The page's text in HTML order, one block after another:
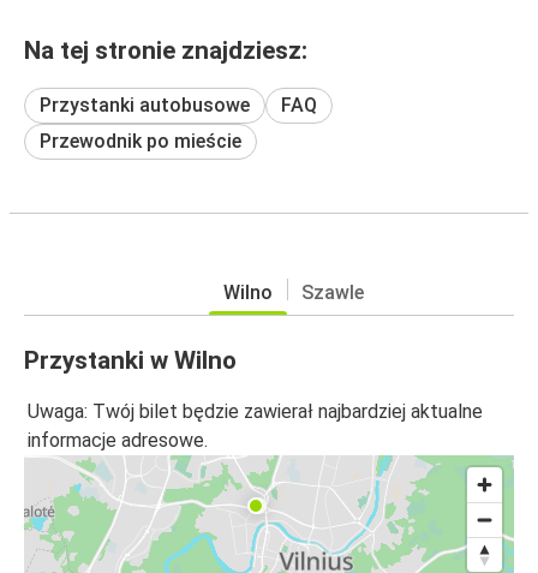
Na tej stronie znajdziesz:
Przystanki autobusowe
FAQ
Przewodnik po mieście
Wilno Szawle
Przystanki w Wilno
Uwaga: Twój bilet będzie zawierał najbardziej aktualne
informacje adresowe.